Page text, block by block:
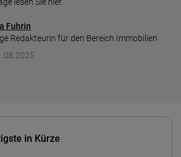
Fuhrin
Redakteurin für den Bereich Immobilien
in Kürze